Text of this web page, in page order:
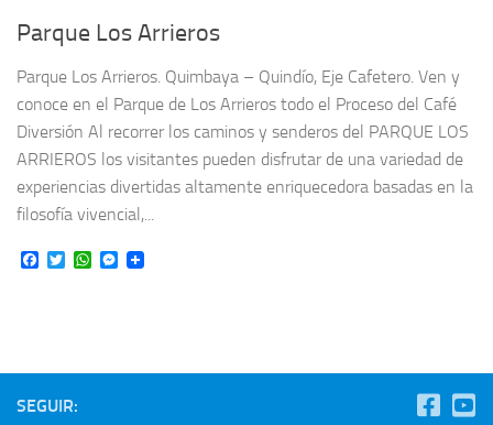
Parque Los Arrieros
Parque Los Arrieros. Quimbaya – Quindío, Eje Cafetero. Ven y
conoce en el Parque de Los Arrieros todo el Proceso del Café
Diversión Al recorrer los caminos y senderos del PARQUE LOS
ARRIEROS los visitantes pueden disfrutar de una variedad de
experiencias divertidas altamente enriquecedora basadas en la
filosofía vivencial,...
Facebook
TwitterWhatsApp
Messenger
SEGUIR: